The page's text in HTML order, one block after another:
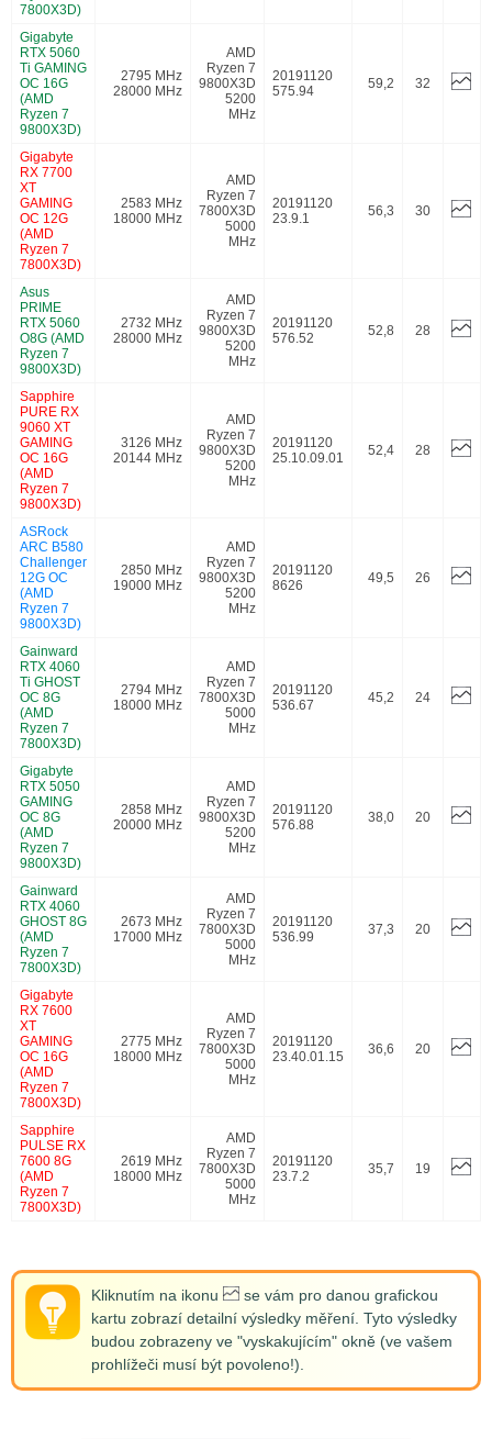
7800X3D)
Gigabyte
RTX 5060
Ti GAMING
OC 16G
(AMD
Ryzen 7
9800X3D)
2795 MHz
28000 MHz
AMD
Ryzen 7
9800X3D
5200
MHz
20191120
575.94
59,2 32
Gigabyte
RX 7700
XT
GAMING
OC 12G
(AMD
Ryzen 7
7800X3D)
2583 MHz
18000 MHz
AMD
Ryzen 7
7800X3D
5000
MHz
20191120
23.9.1
56,3 30
Asus
PRIME
RTX 5060
O8G (AMD
Ryzen 7
9800X3D)
2732 MHz
28000 MHz
AMD
Ryzen 7
9800X3D
5200
MHz
20191120
576.52
52,8 28
Sapphire
PURE RX
9060 XT
GAMING
OC 16G
(AMD
Ryzen 7
9800X3D)
3126 MHz
20144 MHz
AMD
Ryzen 7
9800X3D
5200
MHz
20191120
25.10.09.01
52,4 28
ASRock
ARC B580
Challenger
12G OC
(AMD
Ryzen 7
9800X3D)
2850 MHz
19000 MHz
AMD
Ryzen 7
9800X3D
5200
MHz
20191120
8626
49,5 26
Gainward
RTX 4060
Ti GHOST
OC 8G
(AMD
Ryzen 7
7800X3D)
2794 MHz
18000 MHz
AMD
Ryzen 7
7800X3D
5000
MHz
20191120
536.67
45,2 24
Gigabyte
RTX 5050
GAMING
OC 8G
(AMD
Ryzen 7
9800X3D)
2858 MHz
20000 MHz
AMD
Ryzen 7
9800X3D
5200
MHz
20191120
576.88
38,0 20
Gainward
RTX 4060
GHOST 8G
(AMD
Ryzen 7
7800X3D)
2673 MHz
17000 MHz
AMD
Ryzen 7
7800X3D
5000
MHz
20191120
536.99
37,3 20
Gigabyte
RX 7600
XT
GAMING
OC 16G
(AMD
Ryzen 7
7800X3D)
2775 MHz
18000 MHz
AMD
Ryzen 7
7800X3D
5000
MHz
20191120
23.40.01.15
36,6 20
Sapphire
PULSE RX
7600 8G
(AMD
Ryzen 7
7800X3D)
2619 MHz
18000 MHz
AMD
Ryzen 7
7800X3D
5000
MHz
20191120
23.7.2
35,7 19
Kliknutím na ikonu
se vám pro danou grafickou
kartu zobrazí detailní výsledky měření. Tyto výsledky
budou zobrazeny ve "vyskakujícím" okně (ve vašem
prohlížeči musí být povoleno!).